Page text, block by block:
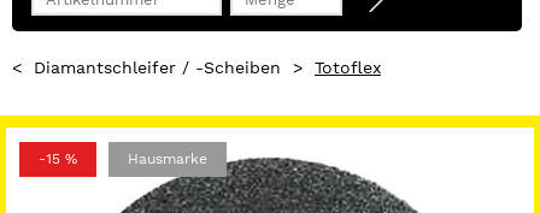
< Diamantschleifer / -Scheiben > Totoflex
-15 % Hausmarke